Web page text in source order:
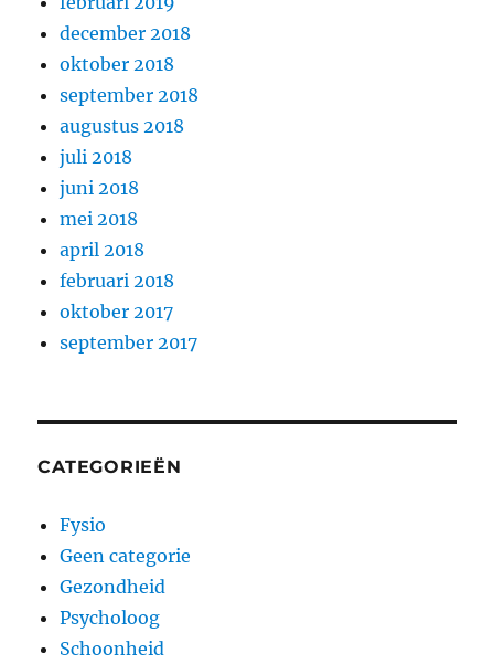
december 2018
oktober 2018
september 2018
augustus 2018
juli 2018
juni 2018
mei 2018
april 2018
februari 2018
oktober 2017
september 2017
CATEGORIEËN
Fysio
Geen categorie
Gezondheid
Psycholoog
Schoonheid